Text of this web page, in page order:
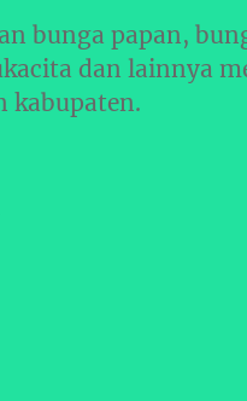
bunga papan,
dan lainnya
kabupaten.